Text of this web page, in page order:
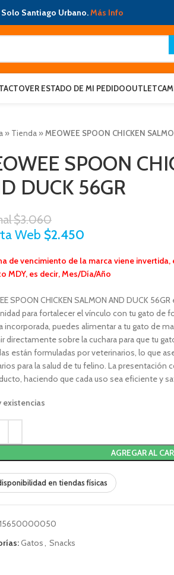
Santiago Urbano.Más Info
VER ESTADO DE MI PEDIDOOUTLET
» Tienda »MEOWEE SPOON CHICKEN
SPOON
DUCK 56GR
$3.060
Web $2.450
de vencimiento de la marca viene
MDY, es decir, Mes/Día/Año
SPOON CHICKEN SALMON AND DUCK
para fortalecer el vínculo con tu gato de
incorporada, puedes alimentar a tu gato de
directamente sobre la cuchara para que tu
están formuladas por veterinarios, lo que
para la salud de tu felino. La
haciendo que cada uso sea eficiente y
existencias
AGREGAR AL
en tiendas físicas
Gatos, Snacks